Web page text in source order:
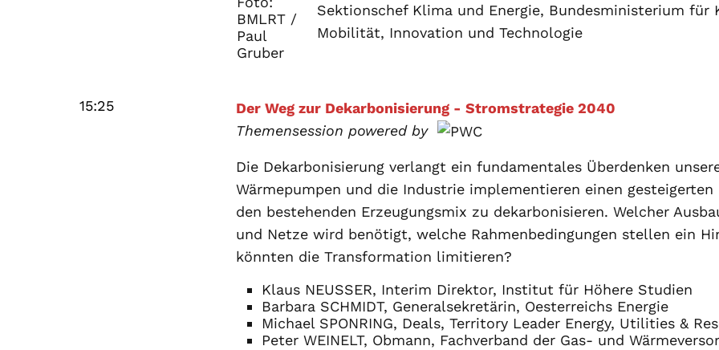
Sektionschef Klima und Energie, Bundesministerium für
Mobilität, Innovation und Technologie
15:25
Der Weg zur Dekarbonisierung - Stromstrategie 2040
Themensession powered by
Die Dekarbonisierung verlangt ein fundamentales Überdenken
Wärmepumpen und die Industrie implementieren einen
den bestehenden Erzeugungsmix zu dekarbonisieren. Welcher
und Netze wird benötigt, welche Rahmenbedingungen stellen ein
könnten die Transformation limitieren?
Klaus NEUSSER, Interim Direktor, Institut für Höhere Studien
Barbara SCHMIDT, Generalsekretärin, Oesterreichs Energie
Michael SPONRING, Deals, Territory Leader Energy, Utilities &
Peter WEINELT, Obmann, Fachverband der Gas- und